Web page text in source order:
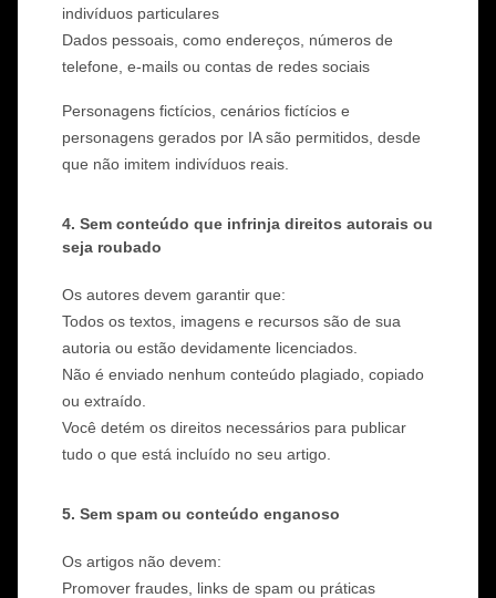
indivíduos particulares
Dados pessoais, como endereços, números de
telefone, e-mails ou contas de redes sociais
Personagens fictícios, cenários fictícios e
personagens gerados por IA são permitidos, desde
que não imitem indivíduos reais.
4. Sem conteúdo que infrinja direitos autorais ou
seja roubado
Os autores devem garantir que:
Todos os textos, imagens e recursos são de sua
autoria ou estão devidamente licenciados.
Não é enviado nenhum conteúdo plagiado, copiado
ou extraído.
Você detém os direitos necessários para publicar
tudo o que está incluído no seu artigo.
5. Sem spam ou conteúdo enganoso
Os artigos não devem:
Promover fraudes, links de spam ou práticas